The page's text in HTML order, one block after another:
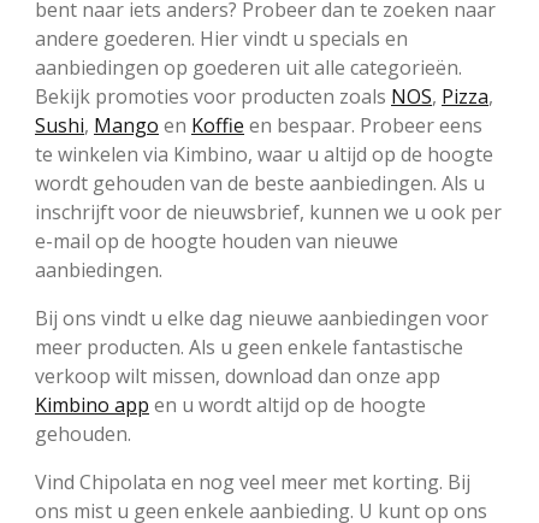
bent naar iets anders? Probeer dan te zoeken naar
andere goederen. Hier vindt u specials en
aanbiedingen op goederen uit alle categorieën.
Bekijk promoties voor producten zoals NOS, Pizza,
Sushi, Mango en Koffie en bespaar. Probeer eens
te winkelen via Kimbino, waar u altijd op de hoogte
wordt gehouden van de beste aanbiedingen. Als u
inschrijft voor de nieuwsbrief, kunnen we u ook per
e-mail op de hoogte houden van nieuwe
aanbiedingen.
Bij ons vindt u elke dag nieuwe aanbiedingen voor
meer producten. Als u geen enkele fantastische
verkoop wilt missen, download dan onze app
Kimbino app en u wordt altijd op de hoogte
gehouden.
Vind Chipolata en nog veel meer met korting. Bij
ons mist u geen enkele aanbieding. U kunt op ons